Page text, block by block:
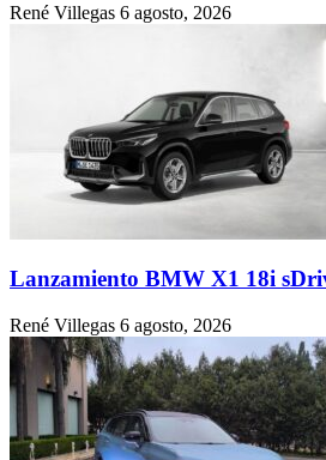
René Villegas 6 agosto, 2026
Lanzamiento BMW X1 18i
René Villegas 6 agosto, 2026